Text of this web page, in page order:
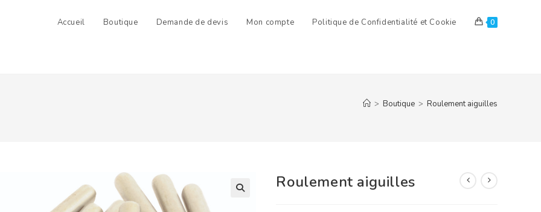
Accueil Boutique Demande de devis Mon compte Politique de Confidentialité et Cookie 0
> Boutique > Roulement aiguilles
Roulement aiguilles